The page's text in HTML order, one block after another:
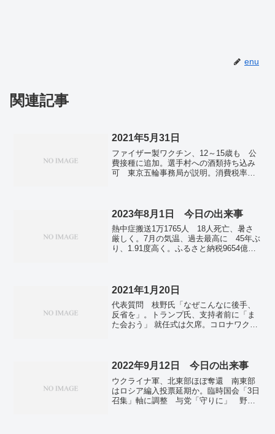
enu
関連記事
2021年5月31日
ファイザー製ワクチン、12～15歳も 公
費接種に追加。選手村への酒類持ち込み
可 東京五輪事務局が説明。消費税率
認」 少子高齢化止まらず制限緩和。
2023年8月1日 今日の出来事
熱中症搬送1万1765人 18人死亡、暑さ
厳しく。7月の気温、過去最高に 45年ぶ
り、1.91度高く。ふるさと納税9654億
改善。技能実習、7千職場に違反 厚労
省、22年立ち入り調査。保育施設事故
2461件 過去最多、死亡は5件…こども家
庭庁。自民、松川女性局長を注意 フラ
ンス研修中の写真に批判。弘前ねぷた、
首都周辺、58万人超が被災。
2021年1月20日
代表質問 枝野氏「なぜこんなに後手、
反省を」。トランプ氏、支持者前に「ま
た会おう」 就任式は欠席。コロナワクチ
2022年9月12日 今日の出来事
ウクライナ軍、北東部ほぼ奪還 南東部
はロシア編入投票延期か。臨時国会「3日
召集」軸に調整 与党「守りに」 野党